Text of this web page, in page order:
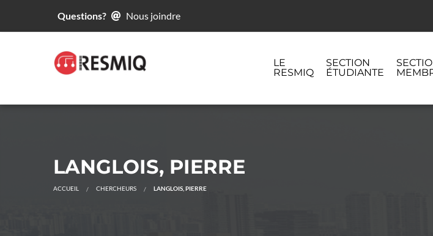
Questions? Nous joindre
LE
RESMIQ
SECTION
ÉTUDIANTE
LANGLOIS, PIERRE
ACCUEIL CHERCHEURS LANGLOIS, PIERRE